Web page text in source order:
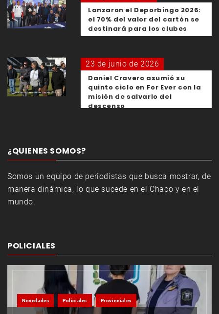
Lanzaron el Deporbingo 2026:
el 70% del valor del cartón se
destinará para los clubes
23 de junio de 2026
Daniel Cravero asumió su
quinto ciclo en For Ever con la
misión de salvarlo del
descenso
¿QUIENES SOMOS?
Somos un equipo de periodistas que busca mostrar, de
manera dinámica, lo que sucede en el Chaco y en el
mundo.
POLICIALES
Novedades Policiales Provinciales